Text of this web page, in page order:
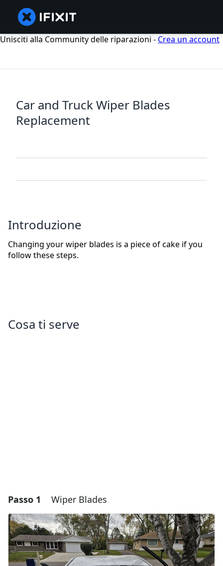
Unisciti alla Community delle riparazioni - Crea un account
Car and Truck Wiper Blades
Replacement
Introduzione
Changing your wiper blades is a piece of cake if you
follow these steps.
Cosa ti serve
Passo 1 Wiper Blades